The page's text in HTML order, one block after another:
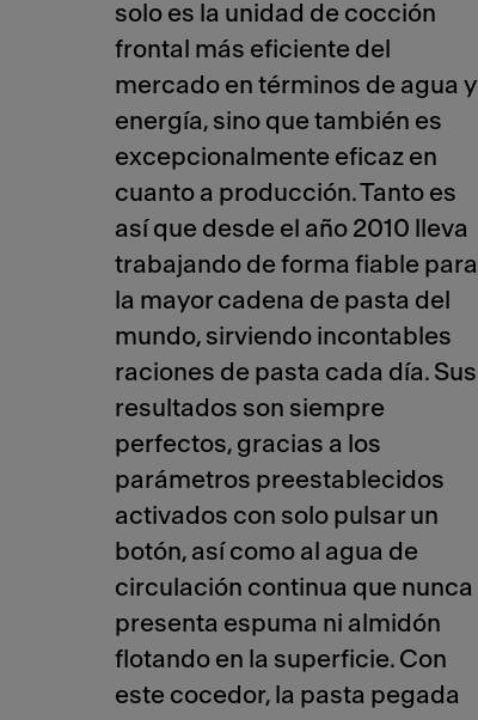
solo es la unidad de cocción
frontal más eficiente del
mercado en términos de agua y
energía, sino que también es
excepcionalmente eficaz en
cuanto a producción. Tanto es
así que desde el año 2010 lleva
trabajando de forma fiable para
la mayor cadena de pasta del
mundo, sirviendo incontables
raciones de pasta cada día. Sus
resultados son siempre
perfectos, gracias a los
parámetros preestablecidos
activados con solo pulsar un
botón, así como al agua de
circulación continua que nunca
presenta espuma ni almidón
flotando en la superficie. Con
este cocedor, la pasta pegada